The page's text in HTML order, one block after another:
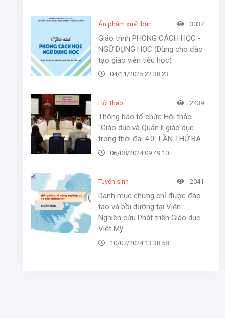
Ấn phẩm xuất bản 3037
Giáo trình PHONG CÁCH HỌC -
NGỮ DỤNG HỌC (Dùng cho đào
tạo giáo viên tiểu học)
04/11/2025 22:38:23
Hội thảo 2439
Thông báo tổ chức Hội thảo
"Giáo dục và Quản lí giáo dục
trong thời đại 4.0" LẦN THỨ BA
06/08/2024 09:49:10
Tuyển sinh 2041
Danh mục chứng chỉ được đào
tạo và bồi dưỡng tại Viện
Nghiên cứu Phát triển Giáo dục
Việt Mỹ
10/07/2024 13:38:58